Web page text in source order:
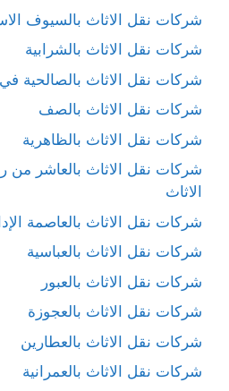
شركات نقل الاثاث بالسيوف
شركات نقل الاثاث بالشرابية
شركات نقل الاثاث بالصالحية في
شركات نقل الاثاث بالصف
شركات نقل الاثاث بالظاهرية
شركات نقل الاثاث بالعاشر من
الاثاث
شركات نقل الاثاث بالعاصمة
شركات نقل الاثاث بالعباسية
شركات نقل الاثاث بالعبور
شركات نقل الاثاث بالعجوزة
شركات نقل الاثاث بالعطارين
شركات نقل الاثاث بالعمرانية